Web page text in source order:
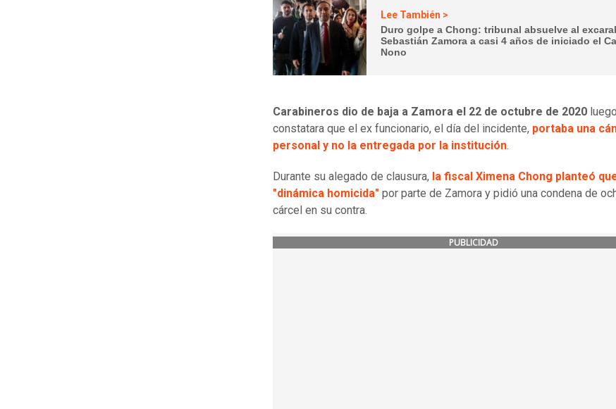
Lee También >
Duro golpe a Chong: tribunal absuelve al
Sebastián Zamora a casi 4 años de iniciado el
Nono
Carabineros dio de baja a Zamora el 22 de octubre de 2020
constatara que el ex funcionario, el día del incidente, portaba una
personal y no la entregada por la institución.
Durante su alegado de clausura, la fiscal Ximena Chong planteó
"dinámica homicida" por parte de Zamora y pidió una condena de
cárcel en su contra.
PUBLICIDAD